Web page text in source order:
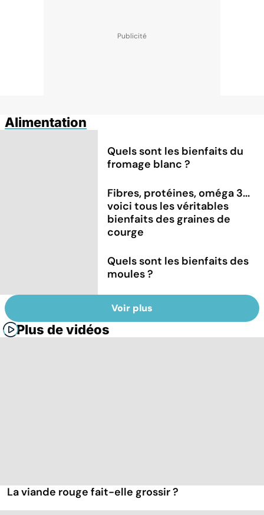
Alimentation
Quels sont les bienfaits du
fromage blanc ?
Fibres, protéines, oméga 3...
voici tous les véritables
bienfaits des graines de
courge
Quels sont les bienfaits des
moules ?
Voir plus
Plus de vidéos
La viande rouge fait-elle grossir ?